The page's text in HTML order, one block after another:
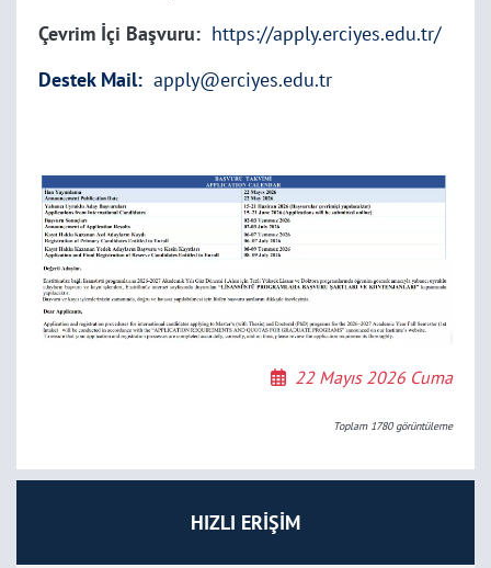
HIZLI ERİŞİM
Çevrim İçi Başvuru: https://apply.erciyes.edu.tr/
Destek Mail: apply@erciyes.edu.tr
22 Mayıs 2026 Cuma
Toplam 1780görüntüleme